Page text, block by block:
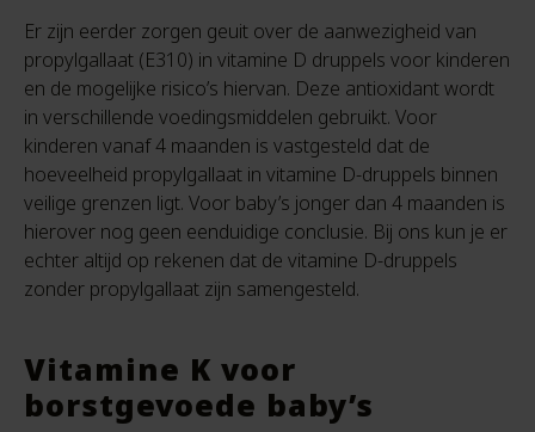
Er zijn eerder zorgen geuit over de aanwezigheid van
propylgallaat (E310) in vitamine D druppels voor kinderen
en de mogelijke risico’s hiervan. Deze antioxidant wordt
in verschillende voedingsmiddelen gebruikt. Voor
kinderen vanaf 4 maanden is vastgesteld dat de
hoeveelheid propylgallaat in vitamine D-druppels binnen
veilige grenzen ligt. Voor baby’s jonger dan 4 maanden is
hierover nog geen eenduidige conclusie. Bij ons kun je er
echter altijd op rekenen dat de vitamine D-druppels
zonder propylgallaat zijn samengesteld.
Vitamine K voor
borstgevoede baby’s